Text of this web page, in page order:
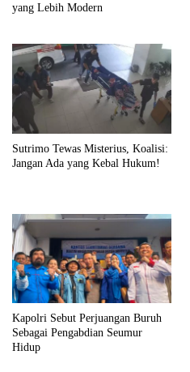
yang Lebih Modern
Sutrimo Tewas Misterius, Koalisi:
Jangan Ada yang Kebal Hukum!
Kapolri Sebut Perjuangan Buruh
Sebagai Pengabdian Seumur
Hidup